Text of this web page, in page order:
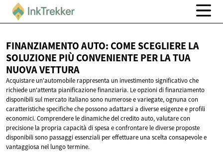
FINANZIAMENTO AUTO: COME SCEGLIERE LA
SOLUZIONE PIÙ CONVENIENTE PER LA TUA
NUOVA VETTURA
Acquistare un'automobile rappresenta un investimento significativo che
richiede un'attenta pianificazione finanziaria. Le opzioni di finanziamento
disponibili sul mercato italiano sono numerose e variegate, ognuna con
caratteristiche specifiche che possono adattarsi a diverse esigenze e profili
economici. Comprendere le dinamiche del credito auto, valutare con
precisione la propria capacità di spesa e confrontare le diverse proposte
disponibili sono passaggi essenziali per effettuare una scelta consapevole e
vantaggiosa nel lungo termine.